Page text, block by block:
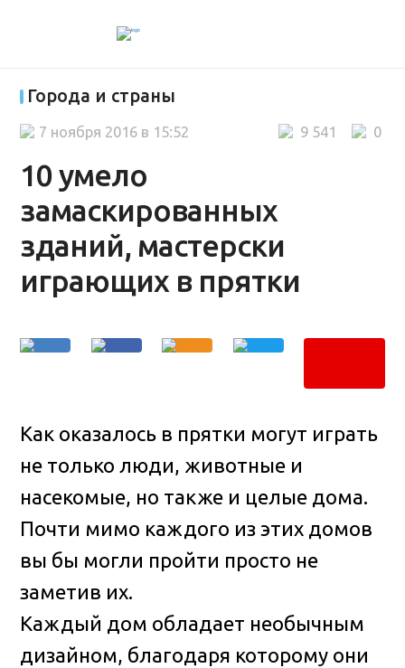
Города и страны
10 умело
замаскированных
зданий, мастерски
играющих в прятки
0
9 541
7 ноября 2016 в 15:52
Как оказалось в прятки могут играть
не только люди, животные и
насекомые, но также и целые дома.
Почти мимо каждого из этих домов
вы бы могли пройти просто не
заметив их.
Каждый дом обладает необычным
дизайном, благодаря которому они